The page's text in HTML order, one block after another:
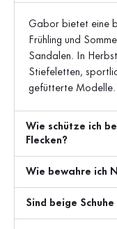
Gabor bietet eine
Frühling und
Sandalen. In
Stiefeletten,
gefütterte Modelle.
Wie schütze ich
Flecken?
Wie bewahre ich
Sind beige